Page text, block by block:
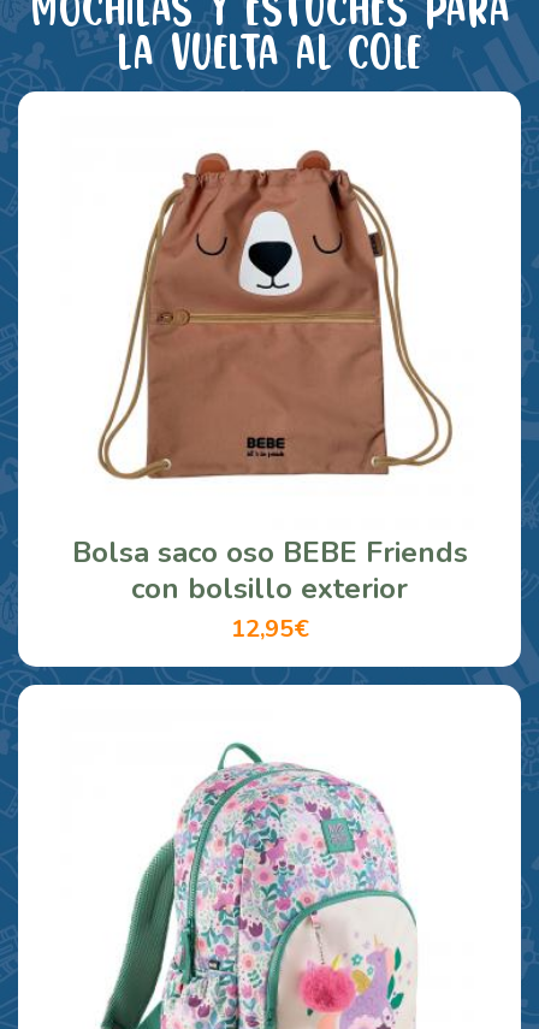
la vuelta al cole
Bolsa saco oso BEBE Friends
con bolsillo exterior
12,95€